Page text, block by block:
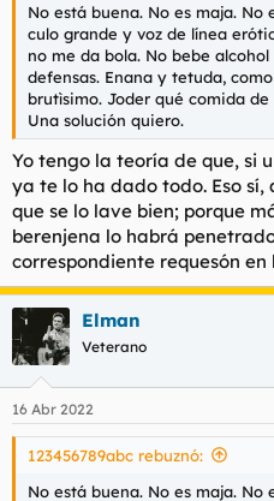
No está buena. No es maja. No
culo grande y voz de línea
no me da bola. No bebe
defensas. Enana y tetuda,
brutìsimo. Joder qué comida
Una solución quiero.
Yo tengo la teoría de que, si
ya te lo ha dado todo. Eso
que se lo lave bien; porque
berenjena lo habrá
correspondiente requesón
Elman
Veterano
16 Abr 2022
123456789abc rebuznó:
No está buena. No es maja. No